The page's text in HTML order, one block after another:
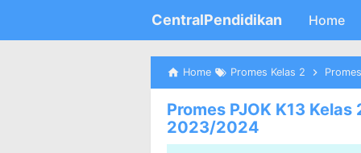
CentralPendidikan Home
Home Promes Kelas 2
Promes PJOK K13
2023/2024